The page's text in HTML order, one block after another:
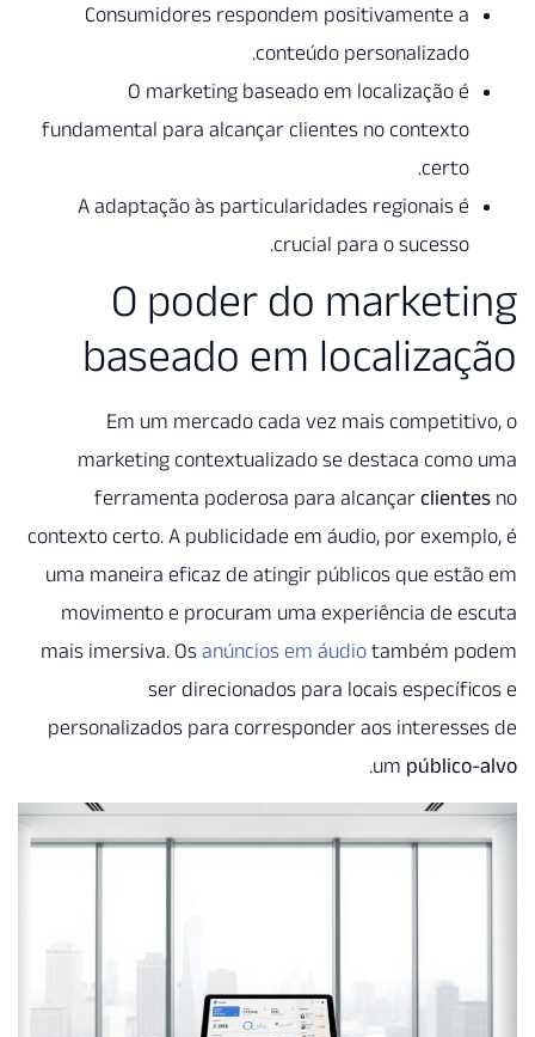
Consumidores
O marketing
fundamental para alcançar
A adaptação às
O poder
baseado
Em um mercado cada
marketing
ferramenta poderosa
contexto certo. A publicidade
uma maneira eficaz de
movimento e procuram
mais imersiva. Osanúncios
ser direcionados
personalizados para